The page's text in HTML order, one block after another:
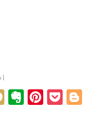
MixiEvernote